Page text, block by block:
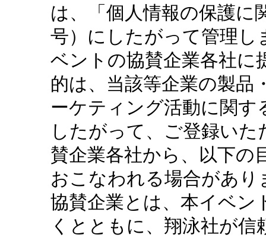
は、「個人情報の保護に
号）にしたがって管理し
ベントの協賛企業各社に
的は、当該等企業の製品
ーケティング活動に関
したがって、ご登録い
賛企業各社から、以下の
おこなわれる場合があり
協賛企業とは、本イベン
くとともに、翔泳社が